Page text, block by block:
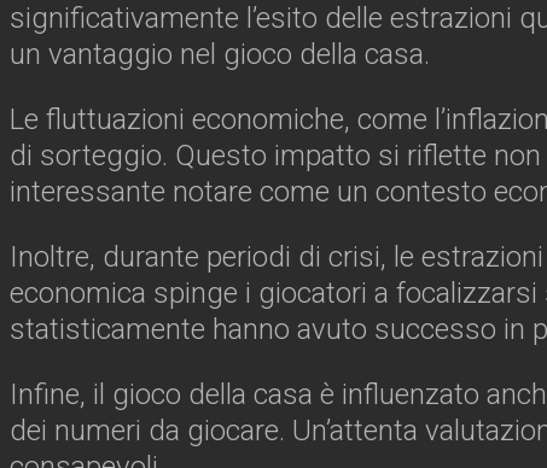
significativamente l’esito delle estrazioni
un vantaggio nel gioco della casa.
Le fluttuazioni economiche, come
di sorteggio. Questo impatto si riflette
interessante notare come un contesto
Inoltre, durante periodi di crisi, le
economica spinge i giocatori a
statisticamente hanno avuto successo in
Infine, il gioco della casa è influenzato
dei numeri da giocare. Un’attenta